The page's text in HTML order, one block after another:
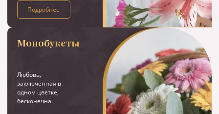
Подробнее
Монобукеты
Любовь,
заключённая в
одном цветке,
бесконечна.